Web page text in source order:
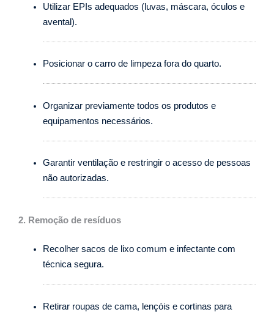
Utilizar EPIs adequados (luvas, máscara, óculos e
avental).
Posicionar o carro de limpeza fora do quarto.
Organizar previamente todos os produtos e
equipamentos necessários.
Garantir ventilação e restringir o acesso de pessoas
não autorizadas.
2. Remoção de resíduos
Recolher sacos de lixo comum e infectante com
técnica segura.
Retirar roupas de cama, lençóis e cortinas para